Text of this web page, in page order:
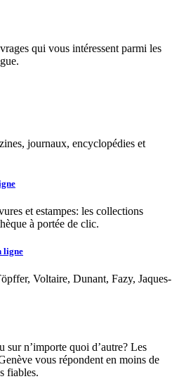
qui vous intéressent parmi les
journaux, encyclopédies et
et estampes: les collections
à portée de clic.
ligne
Voltaire, Dunant, Fazy, Jaques-
sur n’importe quoi d’autre? Les
vous répondent en moins de
fiables.